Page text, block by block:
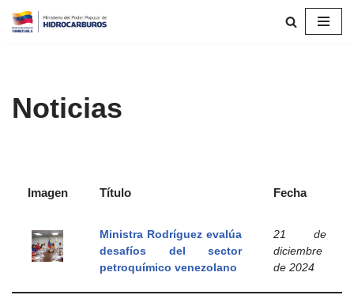
Noticias
Imagen Título Fecha
Ministra Rodríguez evalúa
desafíos del sector
petroquímico venezolano
21 de
diciembre
de 2024